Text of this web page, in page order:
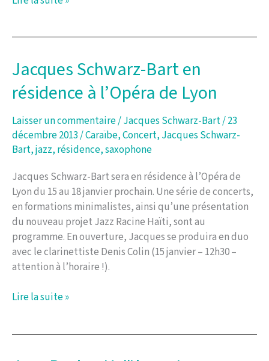
concert
Jacques Schwarz-Bart en
résidence à l’Opéra de Lyon
Laisser un commentaire/Jacques Schwarz-Bart/23
décembre 2013/Caraïbe,Concert, Jacques Schwarz-
Bart,jazz, résidence,saxophone
Jacques Schwarz-Bart sera en résidence à l’Opéra de
Lyon du 15 au 18 janvier prochain. Une série de concerts,
en formations minimalistes, ainsi qu’une présentation
du nouveau projet Jazz Racine Haïti, sont au
programme. En ouverture, Jacques se produira en duo
avec le clarinettiste Denis Colin (15 janvier – 12h30 –
attention à l’horaire !).
Jacques
résidence
Lire la suite »